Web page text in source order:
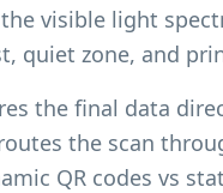
visible light
quiet zone, and
the final data
the scan
QR codes vs